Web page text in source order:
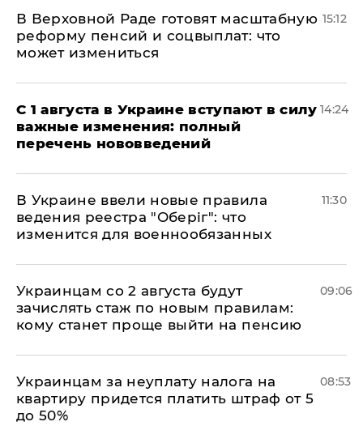
В Верховной Раде готовят масштабную
реформу пенсий и соцвыплат: что
может измениться
15:12
С 1 августа в Украине вступают в силу
важные изменения: полный
перечень нововведений
14:24
В Украине ввели новые правила
ведения реестра "Оберіг": что
изменится для военнообязанных
11:30
Украинцам со 2 августа будут
зачислять стаж по новым правилам:
кому станет проще выйти на пенсию
09:06
Украинцам за неуплату налога на
квартиру придется платить штраф от 5
до 50%
08:53